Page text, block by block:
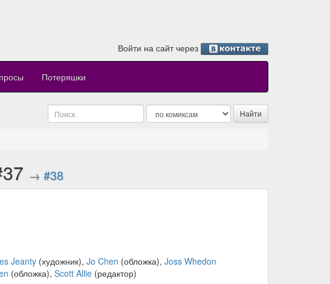
Войти на сайт через
Потеряшки
→ #38
Jeanty(художник), Jo Chen (обложка), Joss Whedon
(обложка), Scott Allie(редактор)